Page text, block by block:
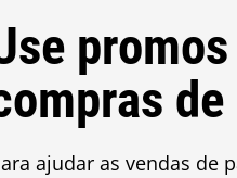
ajudar as vendas de